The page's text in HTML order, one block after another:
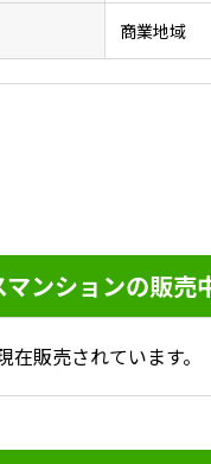
商業地域
ンションの販売
在販売されています。